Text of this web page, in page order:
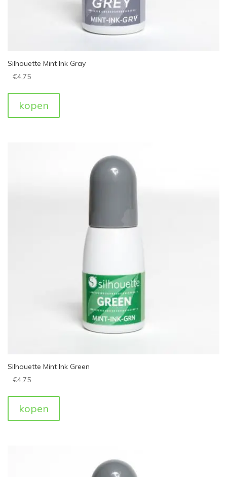
Silhouette Mint Ink Gray
€4,75
kopen
Silhouette Mint Ink Green
€4,75
kopen